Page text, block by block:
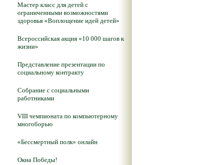
Мастер класс для детей с
ограниченными возможностями
здоровья «Воплощение идей детей»
Всероссийская акция «10 000 шагов к
жизни»
Представление презентации по
социальному контракту
Собрание с социальными
работниками
VIII чемпионата по компьютерному
многоборью
«Бессмертный полк» онлайн
Окна Победы!